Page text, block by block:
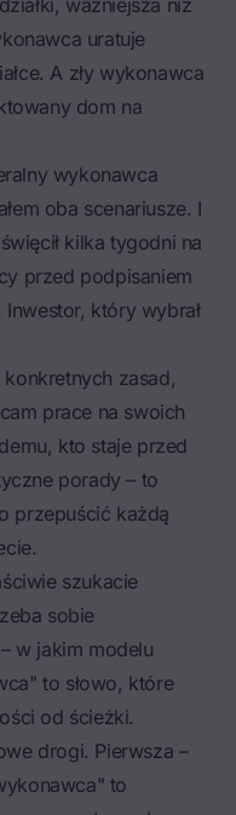
ważniejsza niż
uratuje
A zły wykonawca
dom na
wykonawca
oba scenariusze. I
kilka tygodni na
przed podpisaniem
który wybrał
zasad,
prace na swoich
kto staje przed
porady – to
przepuścić każdą
szukacie
sobie
w jakim modelu
to słowo, które
od ścieżki.
drogi. Pierwsza –
to